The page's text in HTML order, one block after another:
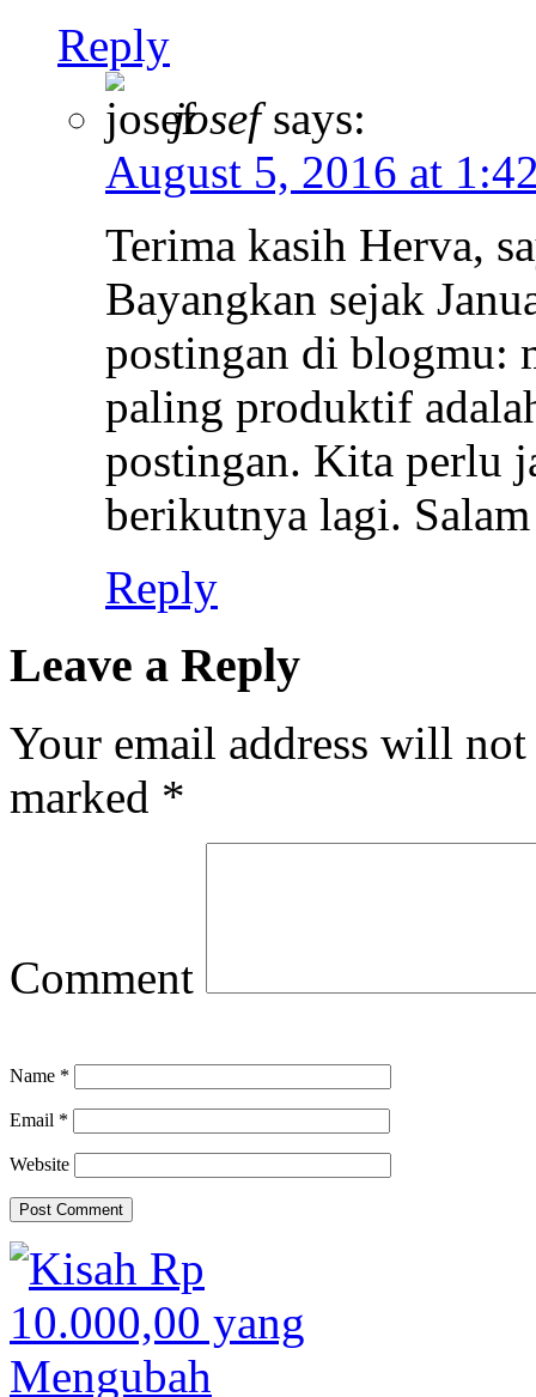
Reply
josef says:
August 5, 2016 at
Terima kasih Herva,
Bayangkan sejak
postingan di blogmu:
paling produktif
postingan. Kita perlu
berikutnya lagi. Salam
Reply
Leave a Reply
Your email address will
marked *
Comment
Name *
Email *
Website